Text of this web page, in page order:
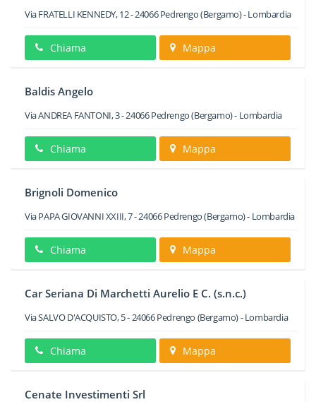
Via FRATELLI KENNEDY, 12-24066 Pedrengo(Bergamo) -Lombardia
Chiama Mappa
Baldis Angelo
Via ANDREA FANTONI, 3-24066Pedrengo(Bergamo) - Lombardia
Chiama Mappa
Brignoli Domenico
Via PAPA GIOVANNI XXIII, 7-24066Pedrengo(Bergamo) - Lombardia
Chiama Mappa
Car Seriana Di Marchetti Aurelio E C. (s.n.c.)
Via SALVO D'ACQUISTO, 5-24066Pedrengo (Bergamo) -Lombardia
Chiama Mappa
Cenate Investimenti Srl